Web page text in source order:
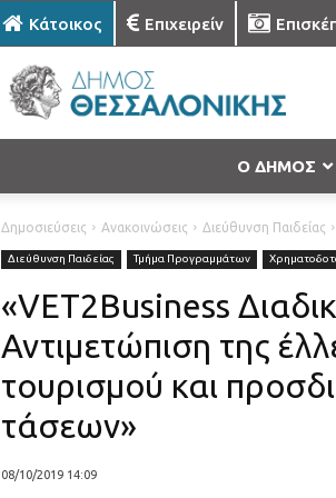
Κάτοικος Επιχειρείν
Ο ΔΗΜΟΣ
Δημοσιεύσεις Ανακοινώσεις Διεύθυνση Παιδείας
Διεύθυνση Παιδείας Τμήμα Προγραμμάτων
«VET2Business
Αντιμετώπιση της
τουρισμού και
τάσεων»
08/10/2019 14:09